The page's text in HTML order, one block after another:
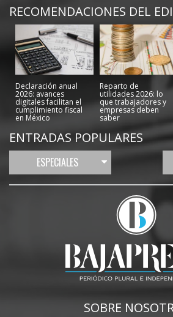
RECOMENDACIONES DEL
Declaración anual
2026: avances
digitales facilitan el
cumplimiento fiscal
en México
Reparto de
utilidades 2026: lo
que trabajadores y
empresas deben
saber
ENTRADAS POPULARES
ESPECIALES
SOBRE